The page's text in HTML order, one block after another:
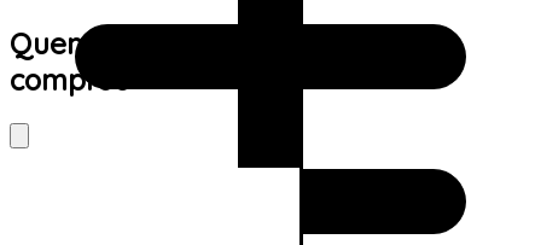
Quem viu este produto também
comprou